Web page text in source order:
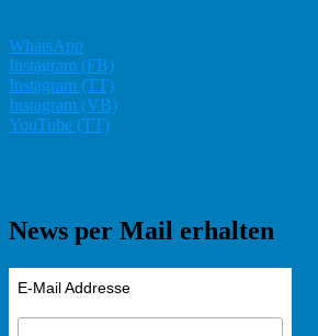
WhatsApp
Instagram (FB)
Instagram (TT)
Instagram (VB)
YouTube (TT)
News per Mail erhalten
E-Mail Addresse